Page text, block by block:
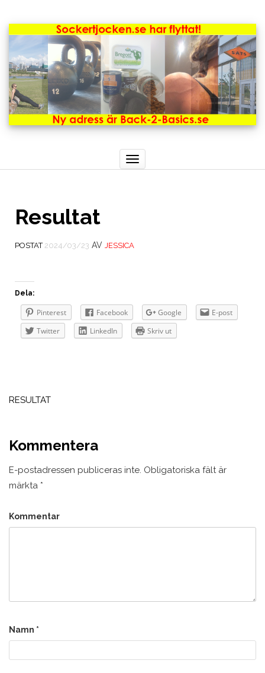
Toggle
navigation
Resultat
POSTAT 2024/03/23 AV JESSICA
Dela:
Pinterest Facebook Google
E-post
Twitter
LinkedIn Skriv ut
RESULTAT
Kommentera
E-postadressen publiceras inte. Obligatoriska fält är
märkta *
Kommentar
Namn *